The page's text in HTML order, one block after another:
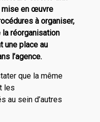
mise en œuvre
à organiser,
réorganisation
une place au
l’agence.
que la même
les
au sein d’autres